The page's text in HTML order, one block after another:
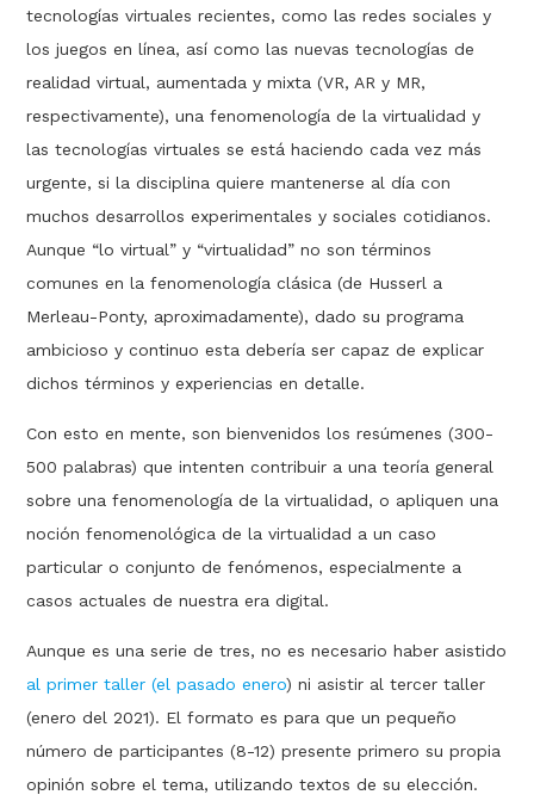
tecnologías virtuales recientes, como las redes sociales y
los juegos en línea, así como las nuevas tecnologías de
realidad virtual, aumentada y mixta (VR, AR y MR,
respectivamente), una fenomenología de la virtualidad y
las tecnologías virtuales se está haciendo cada vez más
urgente, si la disciplina quiere mantenerse al día con
muchos desarrollos experimentales y sociales cotidianos.
Aunque “lo virtual” y “virtualidad” no son términos
comunes en la fenomenología clásica (de Husserl a
Merleau-Ponty, aproximadamente), dado su programa
ambicioso y continuo esta debería ser capaz de explicar
dichos términos y experiencias en detalle.
Con esto en mente, son bienvenidos los resúmenes (300-
500 palabras) que intenten contribuir a una teoría general
sobre una fenomenología de la virtualidad, o apliquen una
noción fenomenológica de la virtualidad a un caso
particular o conjunto de fenómenos, especialmente a
casos actuales de nuestra era digital.
Aunque es una serie de tres, no es necesario haber asistido
al primer taller (el pasado enero) ni asistir al tercer taller
(enero del 2021). El formato es para que un pequeño
número de participantes (8-12) presente primero su propia
opinión sobre el tema, utilizando textos de su elección.